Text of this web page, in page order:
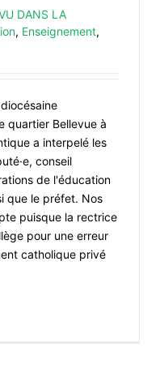
DOSSIERS
#ACTIONS
#VOS ÉLUES
#FORMATION
#COMMUNIQUÉS
#ÉLECTIONS
#MÉDIAS
DANS LA
, Enseignement,
quartier Bellevue à
a interpelé les
conseil
de l'éducation
que le préfet. Nos
puisque la rectrice
pour une erreur
catholique privé